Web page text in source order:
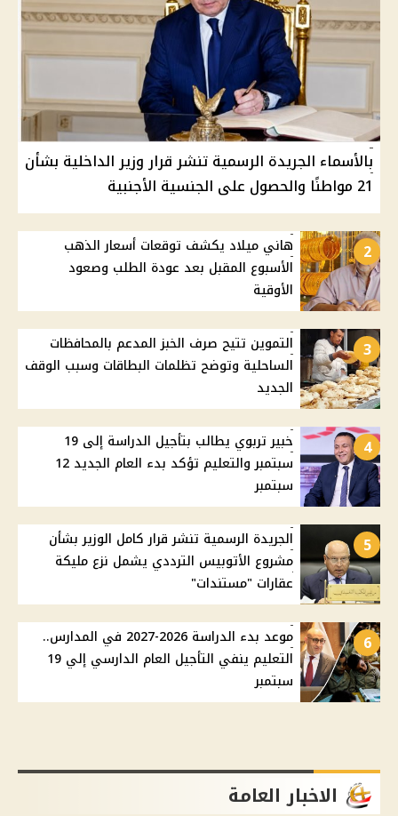
بالأسماء الجريدة الرسمية تنشر قرار وزير الداخلية بشأن
21 مواطنًا والحصول على الجنسية الأجنبية
2
هاني ميلاد يكشف توقعات أسعار الذهب
الأسبوع المقبل بعد عودة الطلب وصعود
الأوقية
3
التموين تتيح صرف الخبز المدعم بالمحافظات
الساحلية وتوضح تظلمات البطاقات وسبب الوقف
الجديد
4
خبير تربوي يطالب بتأجيل الدراسة إلى 19
سبتمبر والتعليم تؤكد بدء العام الجديد 12
سبتمبر
5
الجريدة الرسمية تنشر قرار كامل الوزير بشأن
مشروع الأتوبيس الترددي يشمل نزع مليكة
عقارات "مستندات"
6
موعد بدء الدراسة 2026-2027 في المدارس..
التعليم ينفي التأجيل العام الدارسي إلي 19
سبتمبر
الاخبار العامة